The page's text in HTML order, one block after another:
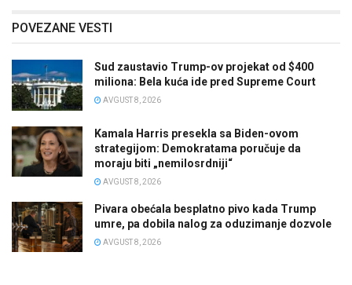
POVEZANE VESTI
Sud zaustavio Trump-ov projekat od $400
miliona: Bela kuća ide pred Supreme Court
AVGUST 8, 2026
Kamala Harris presekla sa Biden-ovom
strategijom: Demokratama poručuje da
moraju biti „nemilosrdniji“
AVGUST 8, 2026
Pivara obećala besplatno pivo kada Trump
umre, pa dobila nalog za oduzimanje dozvole
AVGUST 8, 2026